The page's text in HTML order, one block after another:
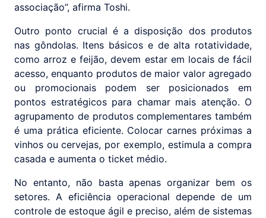
associação”, afirma Toshi.
Outro ponto crucial é a disposição dos produtos
nas gôndolas. Itens básicos e de alta rotatividade,
como arroz e feijão, devem estar em locais de fácil
acesso, enquanto produtos de maior valor agregado
ou promocionais podem ser posicionados em
pontos estratégicos para chamar mais atenção. O
agrupamento de produtos complementares também
é uma prática eficiente. Colocar carnes próximas a
vinhos ou cervejas, por exemplo, estimula a compra
casada e aumenta o ticket médio.
No entanto, não basta apenas organizar bem os
setores. A eficiência operacional depende de um
controle de estoque ágil e preciso, além de sistemas